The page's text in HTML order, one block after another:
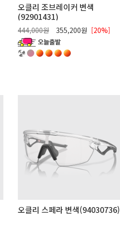
오클리 조브레이커 변색
(92901431)
444,000원 355,200원 [20%]
오클리 스페라 변색(94030736)